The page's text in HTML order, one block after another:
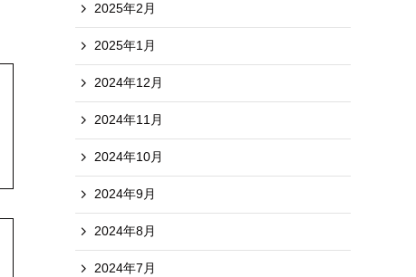
2025年2月
2025年1月
2024年12月
2024年11月
2024年10月
2024年9月
2024年8月
2024年7月